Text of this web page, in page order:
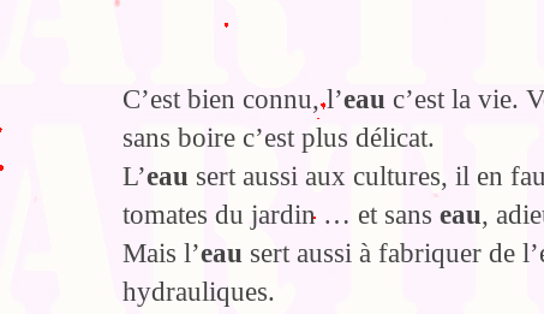
C’est bien connu, l’eau c’est la vie.
sans boire c’est plus délicat.
L’eau sert aussi aux cultures, il en
tomates du jardin … et sans eau,
Mais l’eau sert aussi à fabriquer de
hydrauliques.